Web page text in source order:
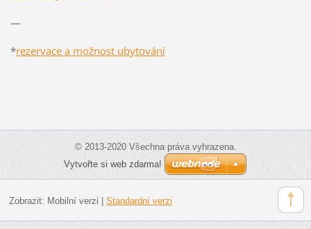
—
*rezervace a možnost ubytování
© 2013-2020 Všechna práva vyhrazena.
Vytvořte si web zdarma!
Zobrazit: Mobilní verzi Standardní verzi